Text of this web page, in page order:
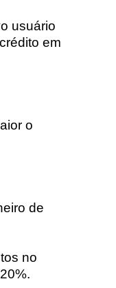
usuário
em
o
de
no